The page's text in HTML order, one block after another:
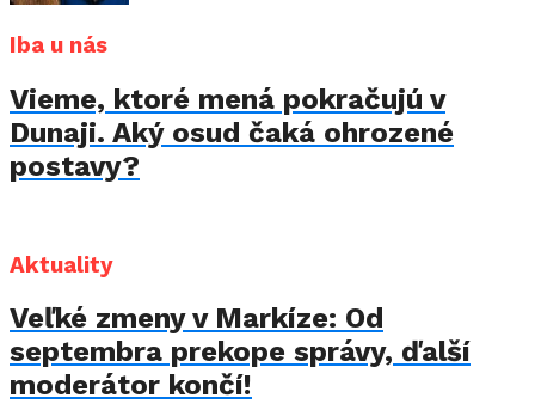
Iba u nás
Vieme, ktoré mená pokračujú v
Dunaji. Aký osud čaká ohrozené
postavy?
Aktuality
Veľké zmeny v Markíze: Od
septembra prekope správy, ďalší
moderátor končí!